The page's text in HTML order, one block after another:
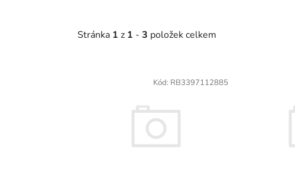
Stránka 1 z 1 - 3 položek celkem
Kód: RB3397112885